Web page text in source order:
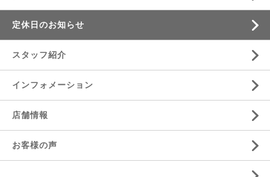
定休日のお知らせ
スタッフ紹介
インフォメーション
店舗情報
お客様の声